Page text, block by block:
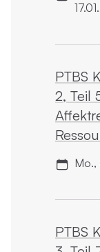
PTBS
2, Teil
PTBS